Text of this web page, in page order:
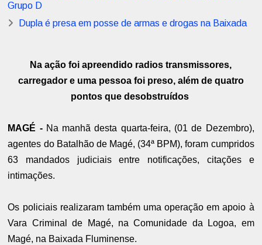
Grupo D
Dupla é presa em posse de armas e drogas na Baixada
Na ação foi apreendido radios transmissores,
carregador e uma pessoa foi preso, além de quatro
pontos que desobstruídos
MAGÉ - Na manhã desta quarta-feira, (01 de Dezembro),
agentes do Batalhão de Magé, (34ª BPM), foram cumpridos
63 mandados judiciais entre notificações, citações e
intimações.
Os policiais realizaram também uma operação em apoio à
Vara Criminal de Magé, na Comunidade da Logoa, em
Magé, na Baixada Fluminense.